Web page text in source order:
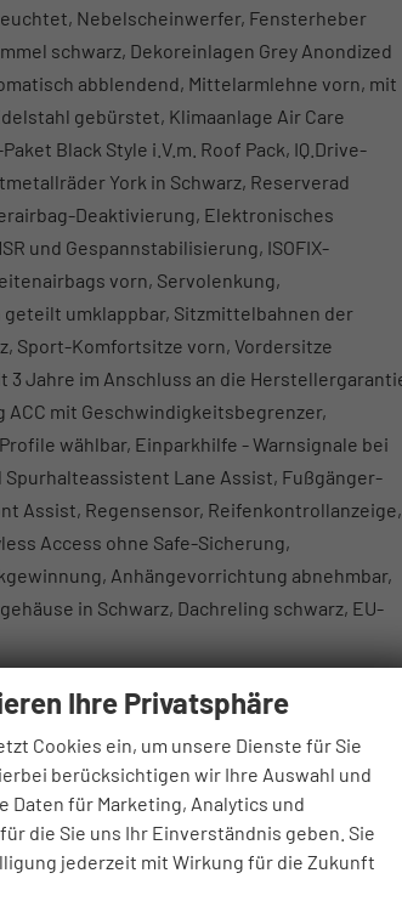
Nebelscheinwerfer, Fensterheber
schwarz, Dekoreinlagen Grey Anondized
abblendend, Mittelarmlehne vorn, mit
gebürstet, Klimaanlage Air Care
Black Style i.V.m. Roof Pack, IQ.Drive-
York in Schwarz, Reserverad
Deaktivierung, Elektronisches
und Gespannstabilisierung, ISOFIX-
vorn, Servolenkung,
umklappbar, Sitzmittelbahnen der
Sport-Komfortsitze vorn, Vordersitze
Jahre im Anschluss an die
mit Geschwindigkeitsbegrenzer,
wählbar, Einparkhilfe - Warnsignale bei
Lane Assist, Fußgänger-
Assist, Regensensor, Reifenkontrollanzeige,
Access ohne Safe-Sicherung,
Anhängevorrichtung abnehmbar,
in Schwarz, Dachreling schwarz, EU-
mit
Ihre Privatsphäre
Cookies ein, um unsere Dienste für Sie
berücksichtigen wir Ihre Auswahl und
Daten für Marketing, Analytics und
die Sie uns Ihr Einverständnis geben. Sie
jederzeit mit Wirkung für die Zukunft